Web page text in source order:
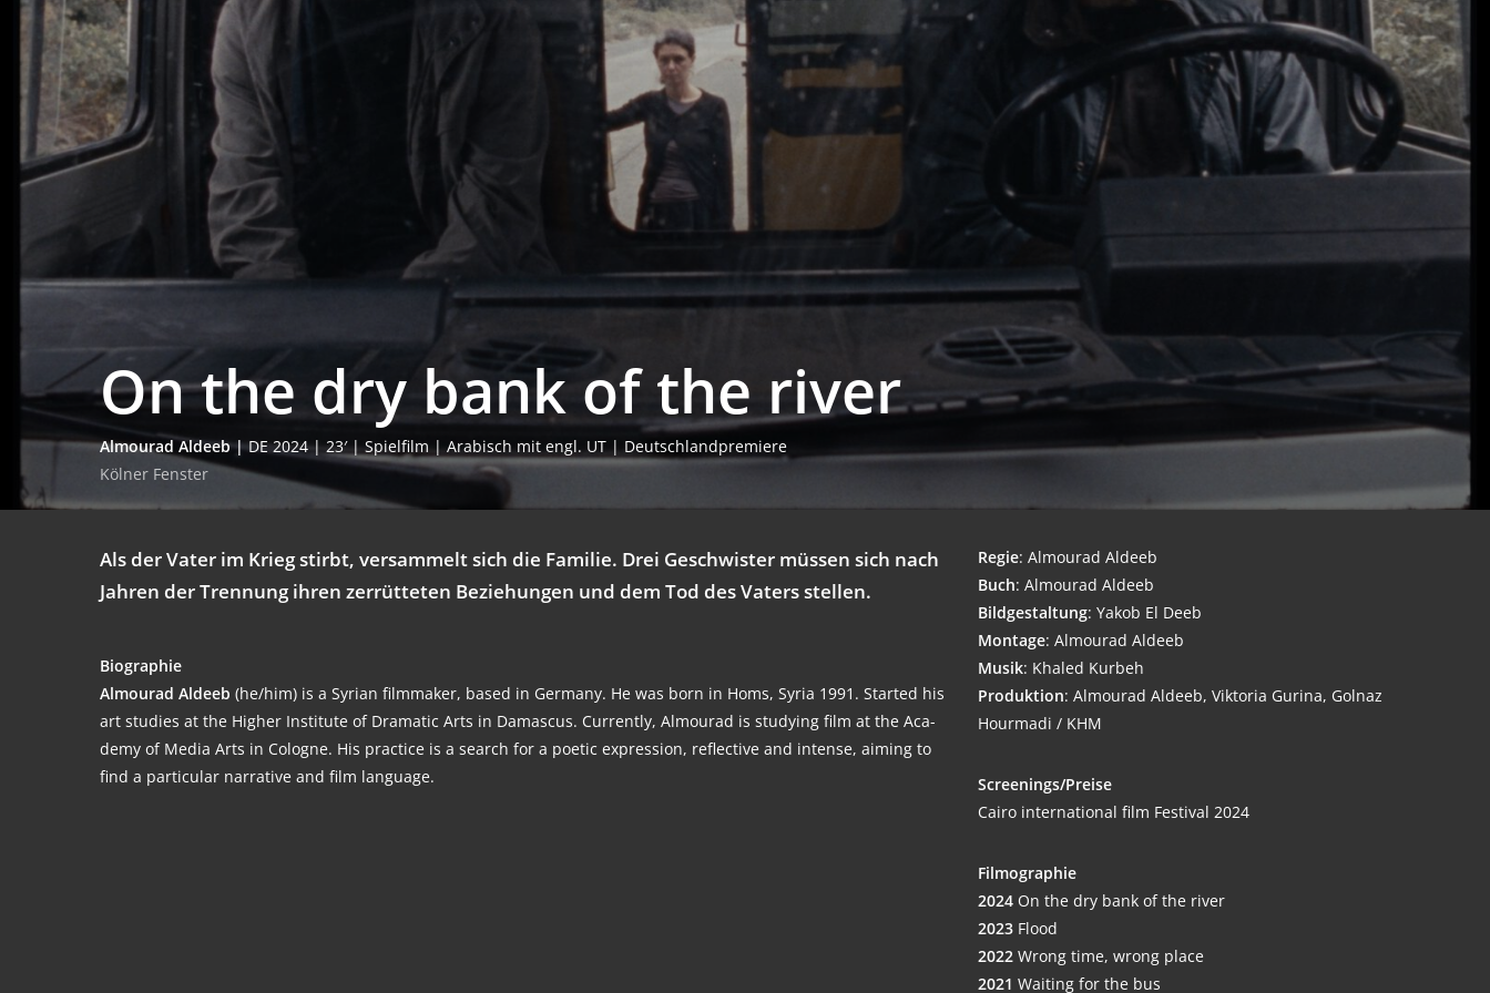
On the dry bank of the river
Almou­rad Alde­eb |DE 2024 | 23′ | Spiel­film | Ara­bisch mit engl. UT | Deutschlandpremiere
Köl­ner Fenster
Als der Vater im Krieg stirbt, ver­sam­melt sich die Fami­lie. Drei Geschwis­ter müs­sen sich nach
Jah­ren der Tren­nung ihren zer­rüt­te­ten Bezie­hun­gen und dem Tod des Vaters stellen.
Bio­gra­phie
Almou­rad Alde­eb (he/him) is a Syri­an film­ma­ker, based in Ger­ma­ny. He was born in Homs, Syria 1991. Star­ted his
art stu­dies at the Hig­her Insti­tu­te of Dra­ma­tic Arts in Damas­cus. Curr­ent­ly, Almou­rad is stu­dy­ing film at the Aca­
de­my of Media Arts in Colo­gne. His prac­ti­ce is a search for a poe­tic expres­si­on, reflec­ti­ve and inten­se, aiming to
find a par­ti­cu­lar nar­ra­ti­ve and film language.
Regie: Almou­rad Aldeeb
Buch: Almou­rad Aldeeb
Bild­ge­stal­tung: Yakob El Deeb
Mon­ta­ge: Almou­rad Aldeeb
Musik: Kha­led Kurbeh
Pro­duk­ti­on: Almou­rad Alde­eb, Vik­to­ria Guri­na, Gol­naz
Hour­ma­di / KHM
Screenings/Preise
Cai­ro inter­na­tio­nal film Fes­ti­val 2024
Fil­mo­gra­phie
2024 On the dry bank of the river
2023 Flood
2022 Wrong time, wrong place
2021 Wai­ting for the bus